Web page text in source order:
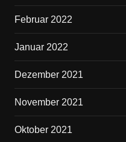
Februar 2022
Januar 2022
Dezember 2021
November 2021
Oktober 2021